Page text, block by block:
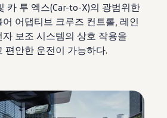
카 투 엑스(Car-to-X)의 광범위한
어댑티브 크루즈 컨트롤, 레인
보조 시스템의 상호 작용을
편안한 운전이 가능하다.